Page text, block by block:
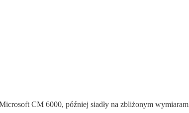
CM 6000, później siadły na zbliżonym